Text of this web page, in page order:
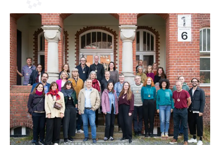
Aprites ekonomika
Iesaisties
Elpo Rīga!
Ēkas atjaunošanas ABC
Meklēt Language Iestatījumi